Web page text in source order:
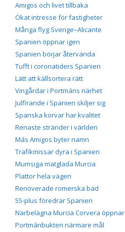
Amigos och livet tillbaka
Ökat intresse för fastigheter
Många flyg Sverige–Alicante
Spanien öppnar igen
Spanien börjar återvända
Tufft i coronatiders Spanien
Lätt att källsortera rätt
Vingårdar i Portmáns närhet
Julfirande i Spanien skiljer sig
Spanska korvar har kvalitet
Renaste stränder i världen
Más Amigos byter namn
Trafikmissar dyra i Spanien
Mumsiga matglada Murcia
Plattor hela vägen
Renoverade romerska bad
55-plus föredrar Spanien
Närbelägna Murcia Corvera öppnar
Portmánbukten närmare mål